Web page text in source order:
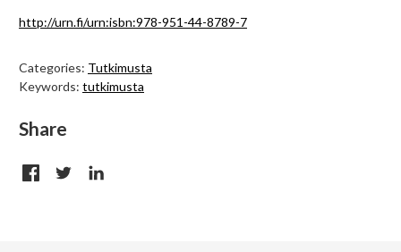
http://urn.fi/urn:isbn:978-951-44-8789-7
Categories: Tutkimusta
Keywords: tutkimusta
Share